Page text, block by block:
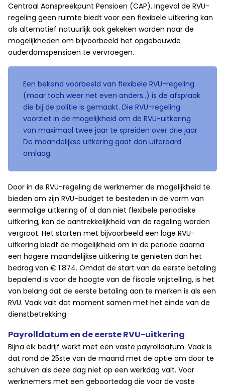
Centraal Aanspreekpunt Pensioen (CAP). Ingeval de RVU-
regeling geen ruimte biedt voor een flexibele uitkering kan
als alternatief natuurlijk ook gekeken worden naar de
mogelijkheden om bijvoorbeeld het opgebouwde
ouderdomspensioen te vervroegen.
Een bekend voorbeeld van flexibele RVU-regeling
(maar toch weer net even anders..) is de afspraak
die bij de politie is gemaakt. Die RVU-regeling
voorziet in de mogelijkheid om de RVU-uitkering
van maximaal twee jaar te spreiden over drie jaar.
De maandelijkse uitkering gaat dan uiteraard
omlaag.
Door in de RVU-regeling de werknemer de mogelijkheid te
bieden om zijn RVU-budget te besteden in de vorm van
eenmalige uitkering of al dan niet flexibele periodieke
uitkering, kan de aantrekkelijkheid van de regeling worden
vergroot. Het starten met bijvoorbeeld een lage RVU-
uitkering biedt de mogelijkheid om in de periode daarna
een hogere maandelijkse uitkering te genieten dan het
bedrag van € 1.874. Omdat de start van de eerste betaling
bepalend is voor de hoogte van de fiscale vrijstelling, is het
van belang dat de eerste betaling aan te merken is als een
RVU. Vaak valt dat moment samen met het einde van de
dienstbetrekking.
Payrolldatum en de eerste RVU-uitkering
Bijna elk bedrijf werkt met een vaste payrolldatum. Vaak is
dat rond de 25ste van de maand met de optie om door te
schuiven als deze dag niet op een werkdag valt. Voor
werknemers met een geboortedag die voor de vaste